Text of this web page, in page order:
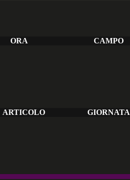
ORA
CAMPO
ARTICOLO GIORNATA